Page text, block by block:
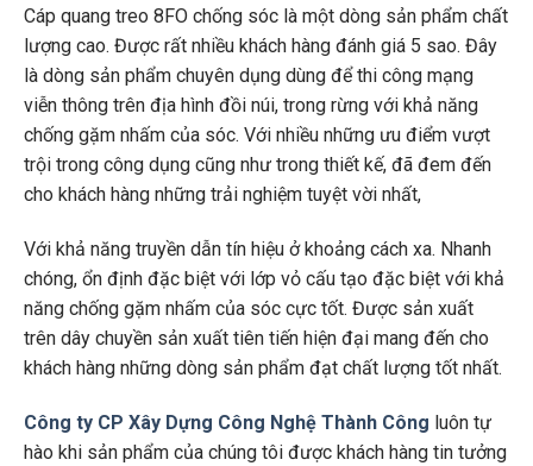
Cáp quang treo 8FO chống sóc là một dòng sản phẩm chất
lượng cao. Được rất nhiều khách hàng đánh giá 5 sao. Đây
là dòng sản phẩm chuyên dụng dùng để thi công mạng
viễn thông trên địa hình đồi núi, trong rừng với khả năng
chống gặm nhấm của sóc. Với nhiều những ưu điểm vượt
trội trong công dụng cũng như trong thiết kế, đã đem đến
cho khách hàng những trải nghiệm tuyệt vời nhất,
Với khả năng truyền dẫn tín hiệu ở khoảng cách xa. Nhanh
chóng, ổn định đặc biệt với lớp vỏ cấu tạo đặc biệt với khả
năng chống gặm nhấm của sóc cực tốt. Được sản xuất
trên dây chuyền sản xuất tiên tiến hiện đại mang đến cho
khách hàng những dòng sản phẩm đạt chất lượng tốt nhất.
Công ty CP Xây Dựng Công Nghệ Thành Công luôn tự
hào khi sản phẩm của chúng tôi được khách hàng tin tưởng